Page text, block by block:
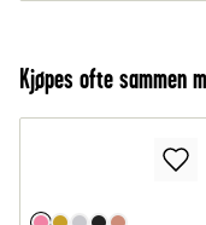
Kjøpes ofte sammen